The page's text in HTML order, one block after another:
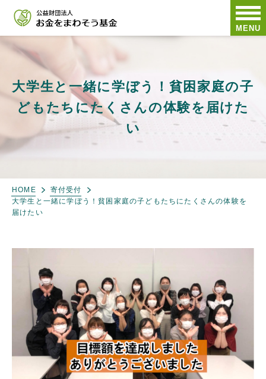
MENU
大学生と一緒に学ぼう！貧困家庭の子
どもたちにたくさんの体験を届けた
い
HOME
寄付受付
大学生と一緒に学ぼう！貧困家庭の子どもたちにたくさんの体験を
届けたい